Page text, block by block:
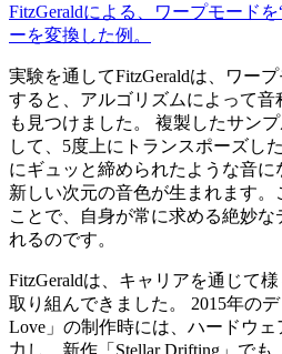
FitzGeraldによる、ワープモード
ーを変換した例。
実験を通してFitzGeraldは、ワープ
すると、アルゴリズムによって
も見つけました。 複製したサンプ
して、5度上にトランスポーズし
にギュッと締められたような音
新しい次元の音色が生まれます
ことで、自身が常に求める絶妙
れるのです。
FitzGeraldは、キャリアを通じて
取り組んできました。 2015年の
Love」の制作時には、ハードウ